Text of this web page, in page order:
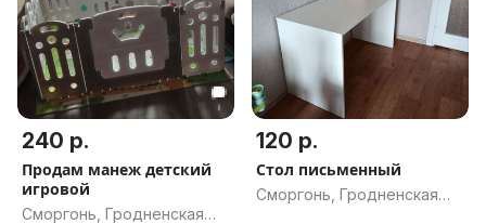
240 р.
Продам манеж детский
игровой
Сморгонь, Гродненская
120 р.
Стол письменный
Сморгонь, Гродненская